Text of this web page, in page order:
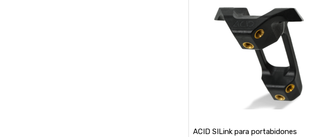
ACID SILink para portabidones